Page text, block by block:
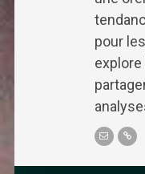
pour